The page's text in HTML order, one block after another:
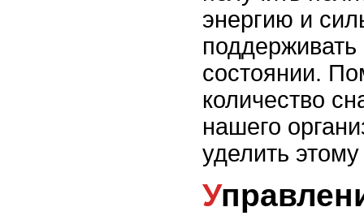
энергию и
состоянии.
количество
нашего
уделить